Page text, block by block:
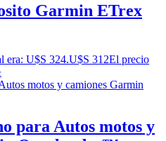
Garmin ETrex
era: U$S 324.U$S 312El precio
para Autos motos y